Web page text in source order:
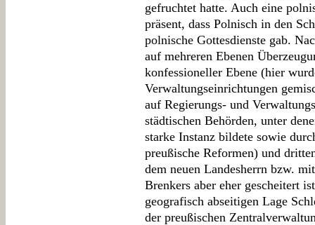
gefruchtet hatte. Auch eine
präsent, dass Polnisch in den
polnische Gottesdienste gab.
auf mehreren Ebenen
konfessioneller Ebene (hier
Verwaltungseinrichtungen
auf Regierungs- und
städtischen Behörden, unter
starke Instanz bildete sowie
preußische Reformen) und
dem neuen Landesherrn bzw.
Brenkers aber eher gescheitert
geografisch abseitigen Lage
der preußischen